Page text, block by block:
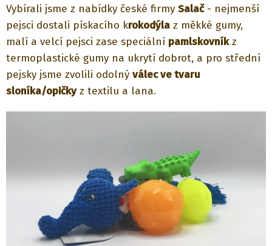
Vybírali jsme z nabídky české firmy Salač- nejmenší
pejsci dostali pískacího krokodýla z měkké gumy,
malí a velcí pejsci zase speciální pamlskovníkz
termoplastické gumy na ukrytí dobrot, a pro střední
pejsky jsme zvolili odolný válec ve tvaru
sloníka/opičkyz textilu a lana.